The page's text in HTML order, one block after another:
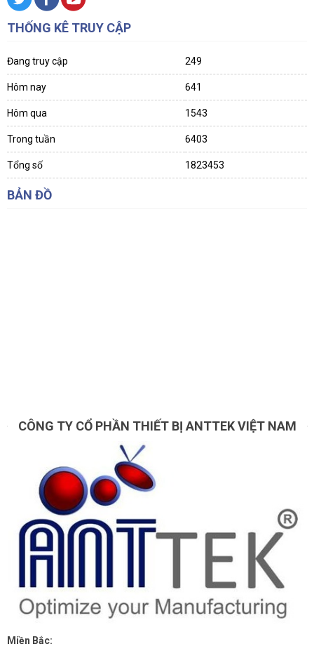
THỐNG KÊ TRUY CẬP
Đang truy cập 249
Hôm nay 641
Hôm qua 1543
Trong tuần 6403
Tổng số 1823453
BẢN ĐỒ
CÔNG TY CỔ PHẦN THIẾT BỊ ANTTEK VIỆT NAM
Miền Bắc: